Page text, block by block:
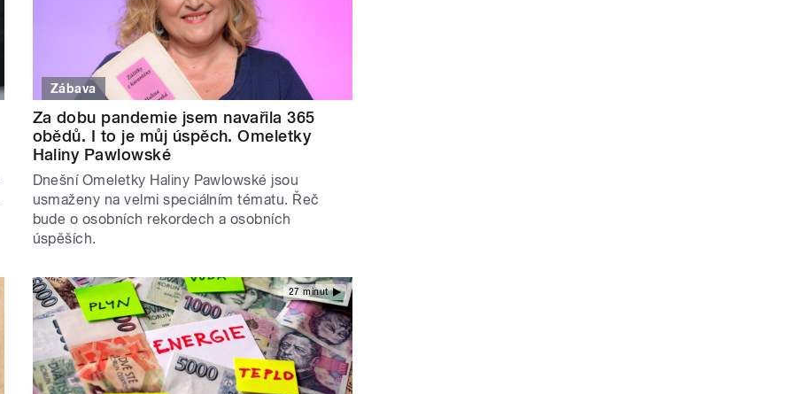
Zábava
Za dobu pandemie jsem navařila 365
obědů. I to je můj úspěch. Omeletky
Haliny Pawlowské
Dnešní Omeletky Haliny Pawlowské jsou
usmaženy na velmi speciálním tématu. Řeč
bude o osobních rekordech a osobních
úspěších.
27 minut